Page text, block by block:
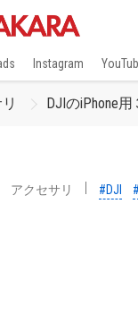
Instagram
DJIのiPhone
アクセサリ #DJI